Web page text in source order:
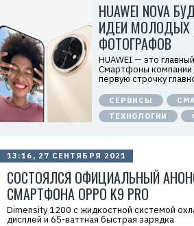
13:16, 27 СЕНТЯБРЯ 2021
СОСТОЯЛСЯ ОФИЦИАЛЬНЫЙ
СМАРТФОНА OPPO K9 PRO
Dimensity 1200 с жидкостной системой
дисплей и 65-ваттная быстрая зарядка
HUAWEI NOVA
ИДЕИ МОЛОДЫХ
ФОТОГРАФОВ
HUAWEI — это
Смартфоны компании
первую строчку
СЕРВИСЫ
ТЕХНОЛОГИИ